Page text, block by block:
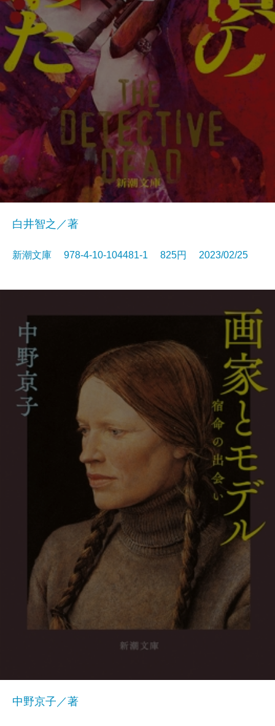
白井智之／著
新潮文庫 978-4-10-104481-1 825円 2023/02/25
中野京子／著